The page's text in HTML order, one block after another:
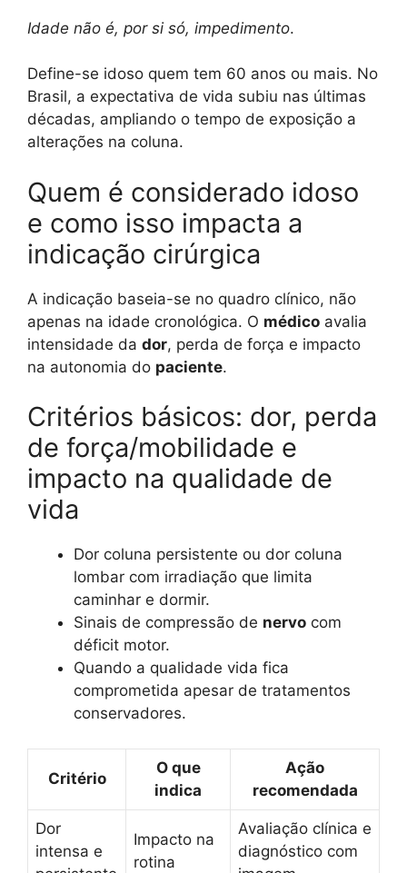
Idade não é, por si só, impedimento.
Define-se idoso quem tem 60 anos ou mais. No
Brasil, a expectativa de vida subiu nas últimas
décadas, ampliando o tempo de exposição a
alterações na coluna.
Quem é considerado idoso
e como isso impacta a
indicação cirúrgica
A indicação baseia-se no quadro clínico, não
apenas na idade cronológica. O médico avalia
intensidade da dor, perda de força e impacto
na autonomia do paciente.
Critérios básicos: dor, perda
de força/mobilidade e
impacto na qualidade de
vida
Dor coluna persistente ou dor coluna
lombar com irradiação que limita
caminhar e dormir.
Sinais de compressão de nervo com
déficit motor.
Quando a qualidade vida fica
comprometida apesar de tratamentos
conservadores.
Critério
O que
indica
Ação
recomendada
Dor
intensa e
Impacto na
rotina
Avaliação clínica e
diagnóstico com